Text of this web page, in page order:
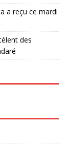
a reçu ce mardi
des